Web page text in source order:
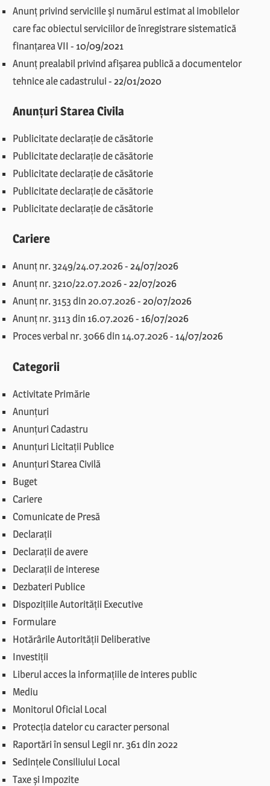
Anunț privind serviciile și numărul estimat al imobilelor
care fac obiectul serviciilor de înregistrare sistematică
finanțarea VII - 10/09/2021
Anunț prealabil privind afișarea publică a documentelor
tehnice ale cadastrului-22/01/2020
Anunțuri Starea Civila
Publicitate declarație de căsătorie
Publicitate declarație de căsătorie
Publicitate declarație de căsătorie
Publicitate declarație de căsătorie
Publicitate declarație de căsătorie
Cariere
Anunț nr. 3249/24.07.2026-24/07/2026
Anunț nr. 3210/22.07.2026-22/07/2026
Anunț nr. 3153 din 20.07.2026-20/07/2026
Anunț nr. 3113 din 16.07.2026- 16/07/2026
Proces verbal nr. 3066 din 14.07.2026- 14/07/2026
Categorii
Activitate Primărie
Anunțuri
Anunțuri Cadastru
Anunțuri Licitații Publice
Anunțuri Starea Civilă
Buget
Cariere
Comunicate de Presă
Declarații
Declarații de avere
Declarații de interese
Dezbateri Publice
Dispozițiile Autorității Executive
Formulare
Hotărârile Autorității Deliberative
Investiții
Liberul acces la informațiile de interes public
Mediu
Monitorul Oficial Local
Protecția datelor cu caracter personal
Raportări în sensul Legii nr. 361 din 2022
Sedințele Consiliului Local
Taxe și Impozite